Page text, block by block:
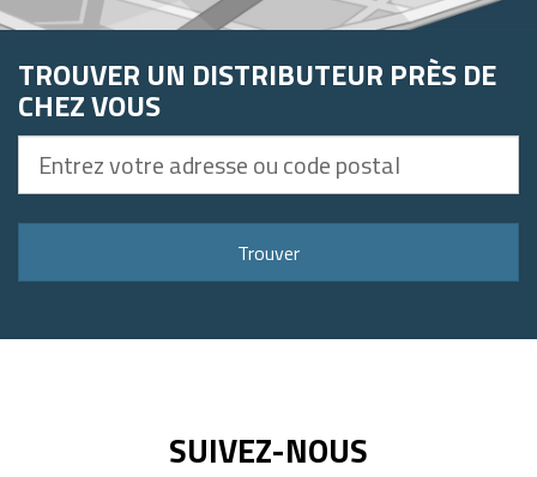
TROUVER UN DISTRIBUTEUR PRÈS DE
CHEZ VOUS
votre
Trouver
SUIVEZ-NOUS